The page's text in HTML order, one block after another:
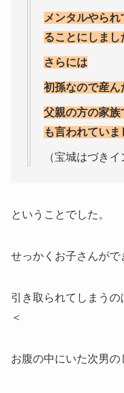
メンタルやら
ることにしまし
さらには
初孫なので産ん
父親の方の家族
も言われていま
（宝城はづき
ということでした。
せっかくお子さんがで
引き取られてしまう
＜
お腹の中にいた次男